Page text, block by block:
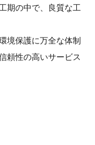
期の中で、良質な工
境保護に万全な体制
頼性の高いサービス